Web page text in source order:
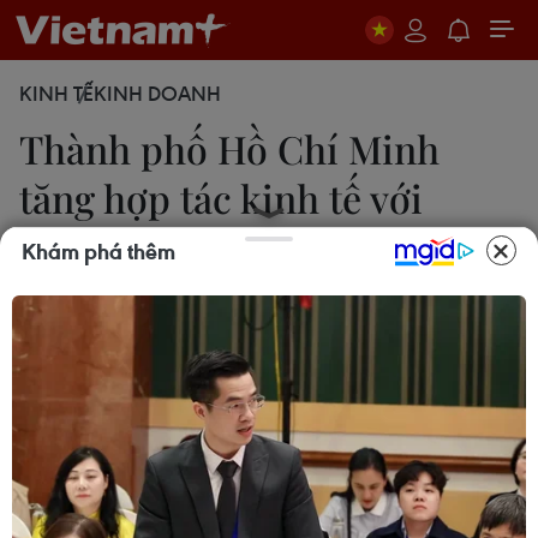
KINH TẾKINH DOANH
Thành phố Hồ Chí Minh
tăng hợp tác kinh tế với
Sakai
22/08/2013 14:02
Hội doanh nghiệp thành phố Sakai, Nhật Bản có
chương trình gặp gỡ, xúc tiến thương mại, đầu tư
với doanh nghiệp Thành phố Hồ Chí Minh.
Chiều 22/8, Liên hiệp các tổ chức hữu nghị, Hội
hữu nghị Việt-Nhật Thành phốHồ Chí Minh và
Khám phá thêm